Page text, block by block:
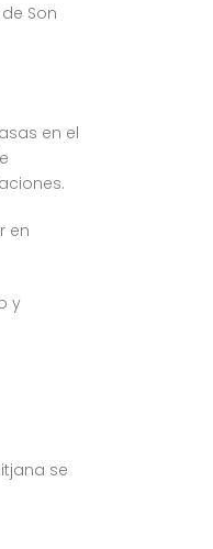
Son
en el
en
y
se